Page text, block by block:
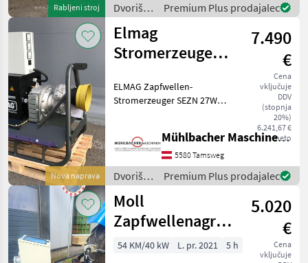
Rabljeni stroj
Dvoriščna
mehanizacija
/ CAT
Premium Plus prodajalec
Nova naprava
Elmag
Stromerzeuger
27,0kVA
7.490
€
Cena
vključuje
DDV
(stopnja
20%)
6.241,67 €
neto
ELMAG Zapfwellen-
Stromerzeuger SEZN 27WD
Land- und Forstwirtschaft,
Gartenbau-, Baugewerbe-
und Kommunalbetrieb
Mühlbacher Maschinen GmbH
5580 Tamsweg
Dvoriščna
mehanizacija
/ Elmag
Premium Plus prodajalec
Moll
Zapfwellenagregat
ZGPE-32/50LMR
5.020
€
Cena
vključuje
54 KM/40 kW L. pr. 2021
5 h